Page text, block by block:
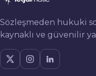
Sözleşmeden hukuki
kaynaklı ve güvenilir